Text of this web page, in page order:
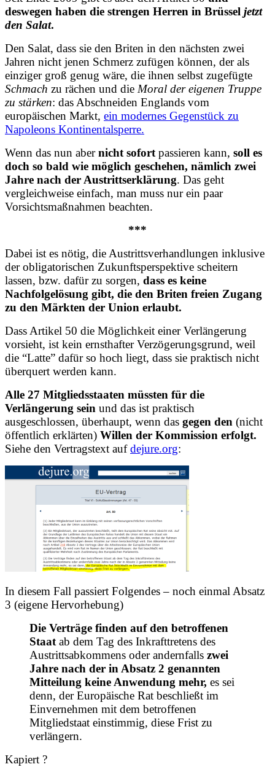
deswegen haben die strengen Herren in Brüssel jetzt
den Salat.
Den Salat, dass sie den Briten in den nächsten zwei
Jahren nicht jenen Schmerz zufügen können, der als
einziger groß genug wäre, die ihnen selbst zugefügte
Schmach zu rächen und die Moral der eigenen Truppe
zu stärken: das Abschneiden Englands vom
europäischen Markt, ein modernes Gegenstück zu
Napoleons Kontinentalsperre.
Wenn das nun abernicht sofort passieren kann, soll es
doch so bald wie möglich geschehen, nämlich zwei
Jahre nach der Austrittserklärung. Das geht
vergleichweise einfach, man muss nur ein paar
Vorsichtsmaßnahmen beachten.
***
Dabei ist es nötig, die Austrittsverhandlungen inklusive
der obligatorischen Zukunftsperspektive scheitern
lassen, bzw. dafür zu sorgen, dass es keine
Nachfolgelösung gibt, die den Briten freien Zugang
zu den Märkten der Union erlaubt.
Dass Artikel 50 die Möglichkeit einer Verlängerung
vorsieht, ist kein ernsthafter Verzögerungsgrund, weil
die “Latte” dafür so hoch liegt, dass sie praktisch nicht
überquert werden kann.
Alle 27 Mitgliedsstaaten müssten für die
Verlängerung sein und das ist praktisch
ausgeschlossen, überhaupt, wenn das gegen den (nicht
öffentlich erklärten) Willen der Kommission erfolgt.
Siehe den Vertragstext aufdejure.org:
In diesem Fall passiert Folgendes – noch einmal Absatz
3 (eigene Hervorhebung)
Die Verträge finden auf den betroffenen
Staat ab dem Tag des Inkrafttretens des
Austrittsabkommens oder andernfalls zwei
Jahre nach der in Absatz 2 genannten
Mitteilung keine Anwendung mehr, es sei
denn, der Europäische Rat beschließt im
Einvernehmen mit dem betroffenen
Mitgliedstaat einstimmig, diese Frist zu
verlängern.
Kapiert ?